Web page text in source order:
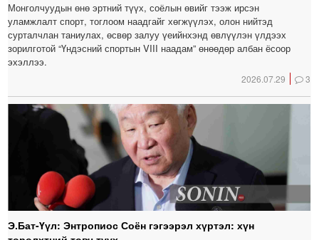
Монголчуудын өнө эртний түүх, соёлын өвийг тээж ирсэн
уламжлалт спорт, тоглоом наадгайг хөгжүүлэх, олон нийтэд
сурталчлан таниулах, өсвөр залуу үеийнхэнд өвлүүлэн үлдээх
зорилготой “Үндэсний спортын VIII наадам” өнөөдөр албан ёсоор
эхэллээ.
2026.07.29 3
Э.Бат-Үүл: Энтропиос Соён гэгээрэл хүртэл: хүн